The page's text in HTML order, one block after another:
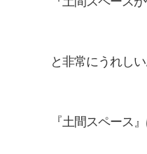
と非常にうれし
『土間スペース